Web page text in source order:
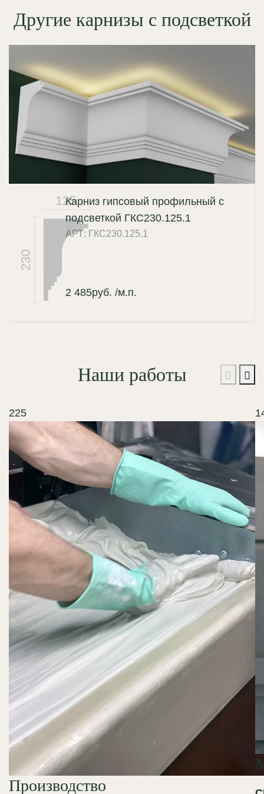
Другие карнизы с подсветкой
125
230
Карниз гипсовый профильный с
подсветкой ГКС230.125.1
АРТ: ГКС230.125.1
2 485руб. /м.п.
Наши работы
225
Производство